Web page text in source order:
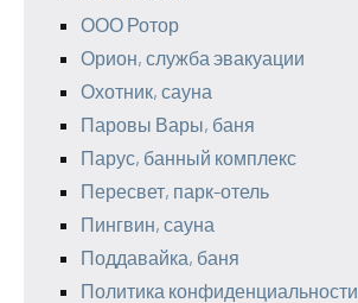
ООО Ротор
Орион, служба эвакуации
Охотник, сауна
Паровы Вары, баня
Парус, банный комплекс
Пересвет, парк-отель
Пингвин, сауна
Поддавайка, баня
Политика конфиденциальности